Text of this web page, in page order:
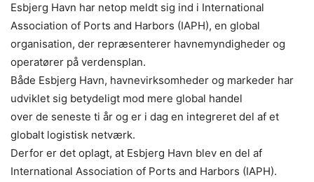
Esbjerg Havn har netop meldt sig ind i International
Association of Ports and Harbors (IAPH), en global
organisation, der repræsenterer havnemyndigheder og
operatører på verdensplan.
Både Esbjerg Havn, havnevirksomheder og markeder har
udviklet sig betydeligt mod mere global handel
over de seneste ti år og er i dag en integreret del af et
globalt logistisk netværk.
Derfor er det oplagt, at Esbjerg Havn blev en del af
International Association of Ports and Harbors (IAPH).